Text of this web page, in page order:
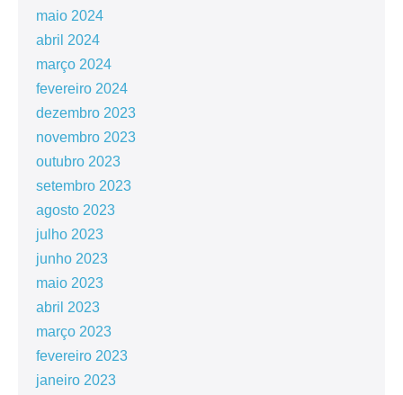
maio 2024
abril 2024
março 2024
fevereiro 2024
dezembro 2023
novembro 2023
outubro 2023
setembro 2023
agosto 2023
julho 2023
junho 2023
maio 2023
abril 2023
março 2023
fevereiro 2023
janeiro 2023